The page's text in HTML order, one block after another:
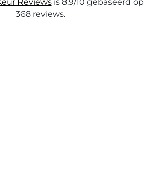
Reviewsis 8.9/10 gebaseerd op
368 reviews.